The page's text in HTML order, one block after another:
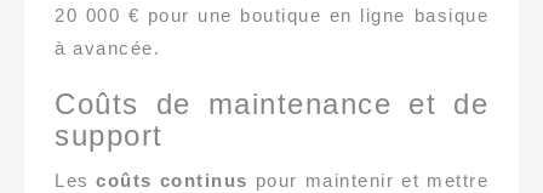
20 000 € pour une boutique en ligne basique
à avancée.
Coûts de maintenance et de
support
Lescoûts continus pour maintenir et mettre